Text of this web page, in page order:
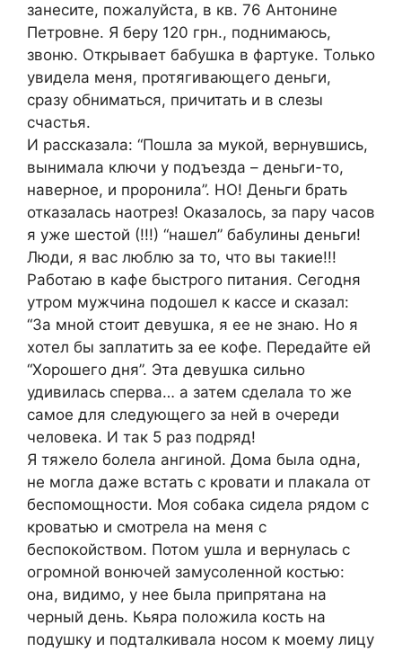
занесите, пожалуйста, в кв. 76 Антонине
Петровне. Я беру 120 грн., поднимаюсь,
звоню. Открывает бабушка в фартуке. Только
увидела меня, протягивающего деньги,
сразу обниматься, причитать и в слезы
счастья.
И рассказала: “Пошла за мукой, вернувшись,
вынимала ключи у подъезда – деньги-то,
наверное, и проронила”. НО! Деньги брать
отказалась наотрез! Оказалось, за пару часов
я уже шестой (!!!) “нашел” бабулины деньги!
Люди, я вас люблю за то, что вы такие!!!
Работаю в кафе быстрого питания. Сегодня
утром мужчина подошел к кассе и сказал:
“За мной стоит девушка, я ее не знаю. Но я
хотел бы заплатить за ее кофе. Передайте ей
“Хорошего дня”. Эта девушка сильно
удивилась сперва… а затем сделала то же
самое для следующего за ней в очереди
человека. И так 5 раз подряд!
Я тяжело болела ангиной. Дома была одна,
не могла даже встать с кровати и плакала от
беспомощности. Моя собака сидела рядом с
кроватью и смотрела на меня с
беспокойством. Потом ушла и вернулась с
огромной вонючей замусоленной костью:
она, видимо, у нее была припрятана на
черный день. Кьяра положила кость на
подушку и подталкивала носом к моему лицу